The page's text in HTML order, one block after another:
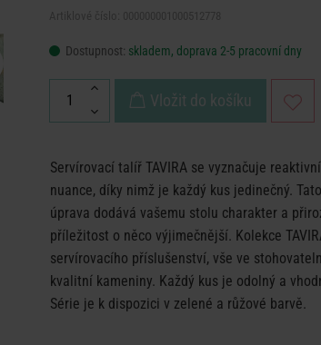
Dostupnost: skladem, doprava 2-5 pracovní dny
Vložit do košíku
Servírovací talíř TAVIRA se vyznačuje
nuance, díky nimž je každý kus jedinečný.
úprava dodává vašemu stolu charakter a
příležitost o něco výjimečnější. Kolekce
servírovacího příslušenství, vše ve
kvalitní kameniny. Každý kus je odolný a
Série je k dispozici v zelené a růžové barvě.